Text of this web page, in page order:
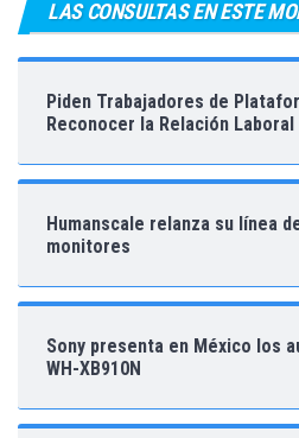
LAS CONSULTAS EN ESTE
Piden Trabajadores de
Reconocer la Relación
Humanscale relanza su línea
monitores
Sony presenta en México los
WH-XB910N